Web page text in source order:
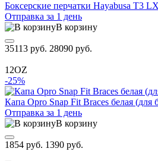
Боксерские перчатки Hayabusa T3
Отправка за 1 день
В корзину
35113 руб. 28090 руб.
12OZ
-25%
Капа Opro Snap Fit Braces белая (для
Отправка за 1 день
В корзину
1854 руб. 1390 руб.